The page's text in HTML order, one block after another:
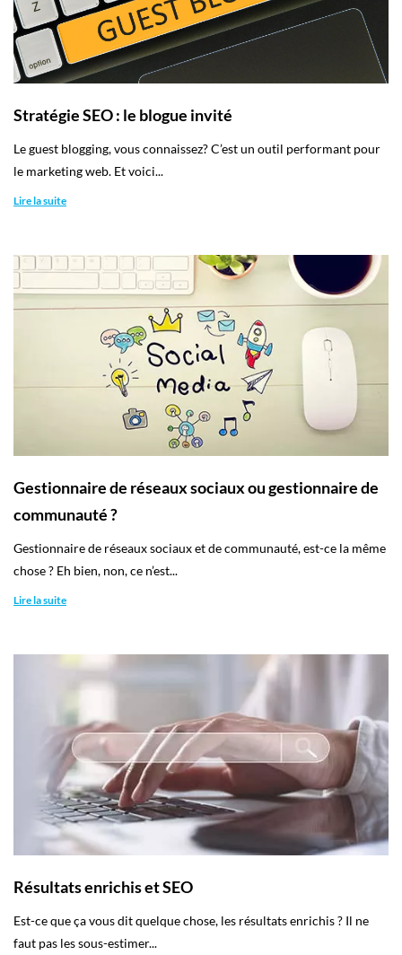
Stratégie SEO : le blogue invité
​Le guest blogging, vous connaissez? C’est un outil performant pour
le marketing web. Et voici...
Lire la suite
Gestionnaire de réseaux sociaux ou gestionnaire de
communauté ?
Gestionnaire de réseaux sociaux et de communauté, est-ce la même
chose ? Eh bien, non, ce n’est...
Lire la suite
Résultats enrichis et SEO
Est-ce que ça vous dit quelque chose, les résultats enrichis ? Il ne
faut pas les sous-estimer...